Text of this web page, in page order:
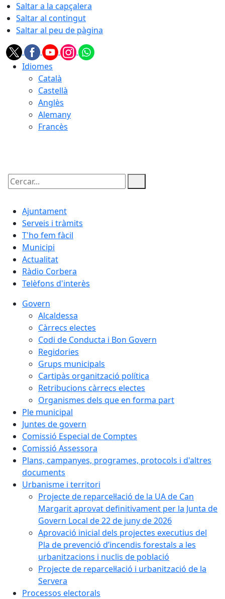
Saltar a la capçalera
Saltar al contingut
Saltar al peu de pàgina
Idiomes
Català
Castellà
Anglès
Alemany
Francès
Cercar:
Ajuntament
Serveis i tràmits
T'ho fem fàcil
Municipi
Actualitat
Ràdio Corbera
Telèfons d'interès
Govern
Alcaldessa
Càrrecs electes
Codi de Conducta i Bon Govern
Regidories
Grups municipals
Cartipàs organització política
Retribucions càrrecs electes
Organismes dels que en forma part
Ple municipal
Juntes de govern
Comissió Especial de Comptes
Comissió Assessora
Plans, campanyes, programes, protocols i d'altres
documents
Urbanisme i territori
Projecte de reparcel·lació de la UA de Can
Margarit aprovat definitivament per la Junta de
Govern Local de 22 de juny de 2026
Aprovació inicial dels projectes executius del
Pla de prevenció d’incendis forestals a les
urbanitzacions i nuclis de població
Projecte de reparcel·lació i urbanització de la
Servera
Processos electorals